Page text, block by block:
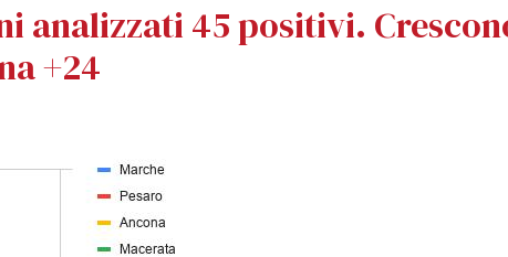
analizzati 45 positivi.
+24